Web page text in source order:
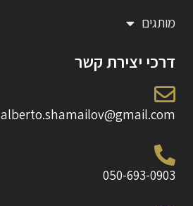
מותגים
דרכי יצירת קשר
alberto.shamailov@gmail.com
050-693-0903